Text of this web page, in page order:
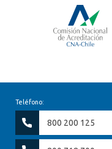
Teléfono:
800 200 125